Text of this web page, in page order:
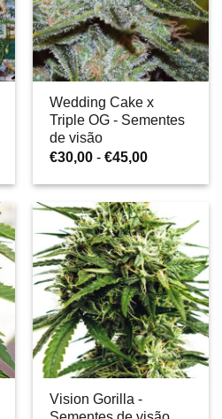
Wedding Cake x
Triple OG - Sementes
de visão
€30,00 - €45,00Gama
preços:
€30,00
a
€45,00
Vision Gorilla -